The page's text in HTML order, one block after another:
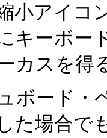
小アイ
キーボー
カスを得
ボード・
た場合で